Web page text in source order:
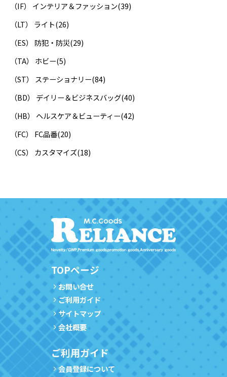
（IF） インテリア＆ファッション(39)
（LT） ライト(26)
（ES） 防犯・防災(29)
（TA） ホビー(5)
（ST） ステーショナリー(84)
（BD） デイリー＆ビジネスバッグ(40)
（HB） ヘルスケア＆ビューティー(42)
（FC） FC品番(20)
（CS） カスタマイズ(18)
TOPページ
お問い合せ
ご利用ガイド
サイトマップ
会社概要
ご利用ガイド
会員登録について